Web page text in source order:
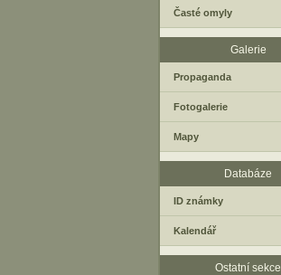
Časté omyly
Galerie
Propaganda
Fotogalerie
Mapy
Databáze
ID známky
Kalendář
Ostatní sekce